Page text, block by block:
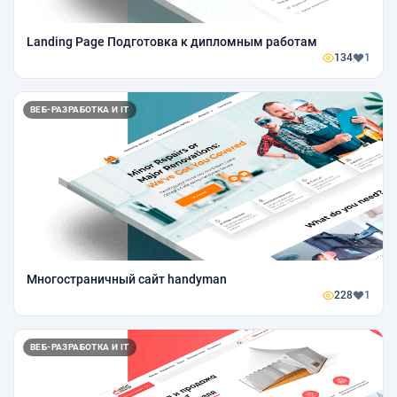
Landing Page Подготовка к дипломным работам
134 1
ВЕБ-РАЗРАБОТКА И IT
Многостраничный сайт handyman
228 1
ВЕБ-РАЗРАБОТКА И IT